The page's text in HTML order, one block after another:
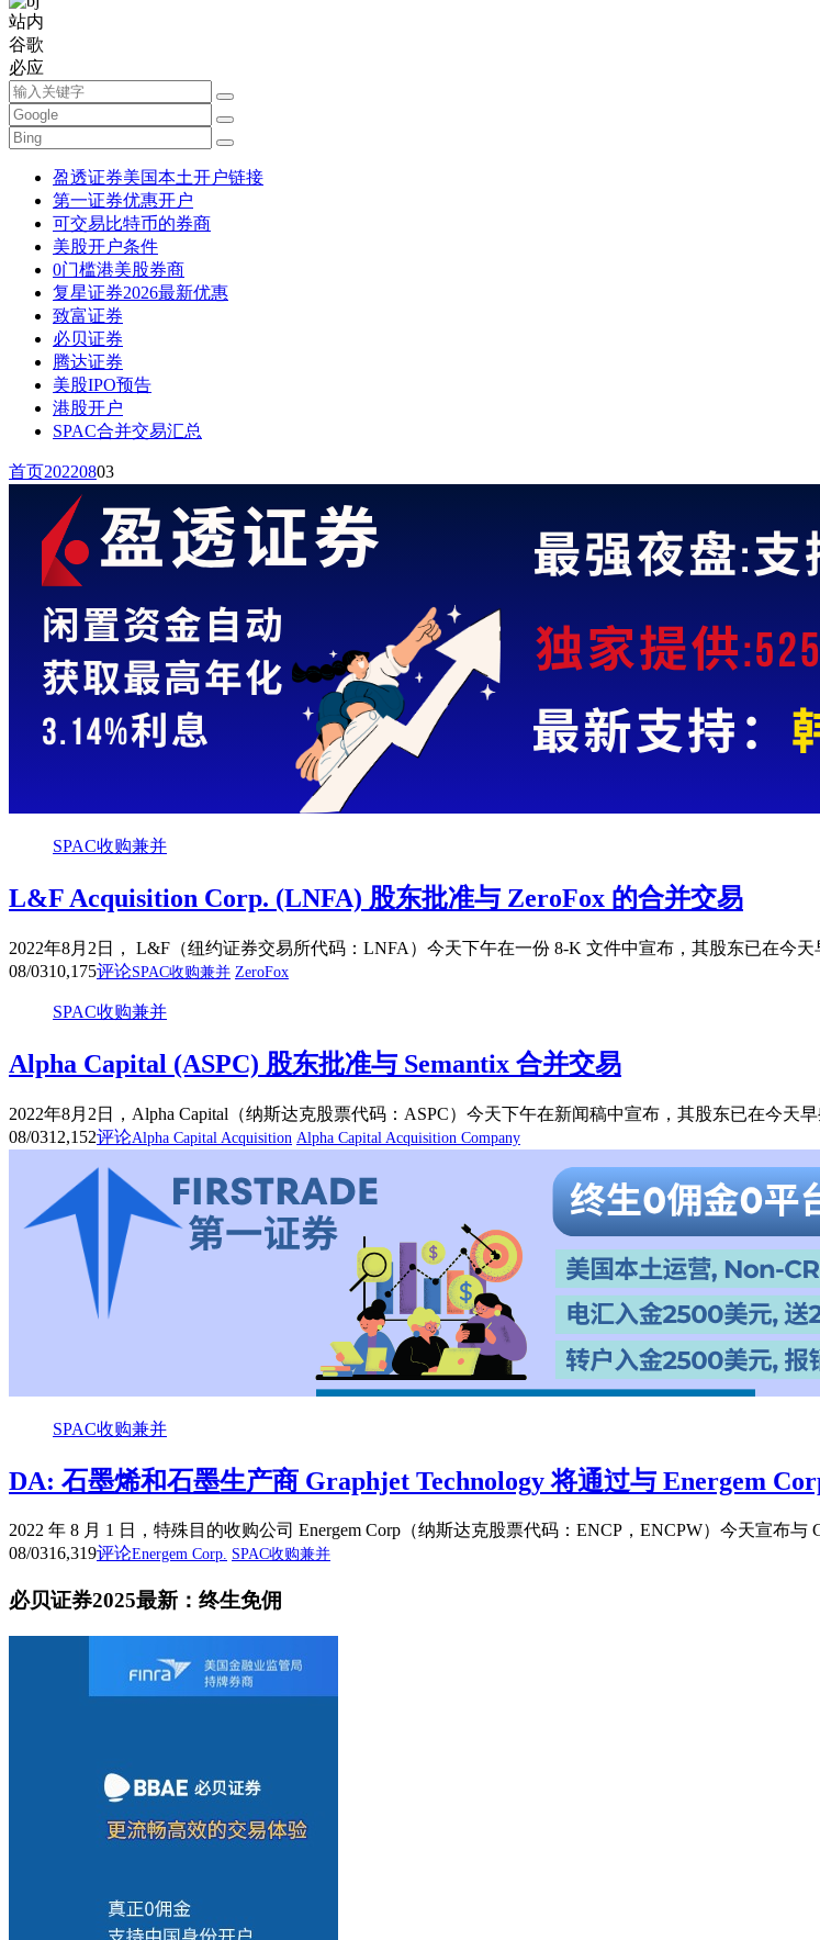
站内
谷歌
必应
盈透证券美国本土开户链接
第一证券优惠开户
可交易比特币的券商
美股开户条件
0门槛港美股券商
复星证券2026最新优惠
致富证券
必贝证券
腾达证券
美股IPO预告
港股开户
SPAC合并交易汇总
首页20220803
SPAC收购兼并
L&F Acquisition Corp. (LNFA) 股东批准与 ZeroFox 的合并交易
2022年8月2日， L&F（纽约证券交易所代码：LNFA）今天下午在一份 8-K 文件中宣布，其股东已在今
08/0310,175评论SPAC收购兼并 ZeroFox
SPAC收购兼并
Alpha Capital (ASPC) 股东批准与 Semantix 合并交易
2022年8月2日，Alpha Capital（纳斯达克股票代码：ASPC）今天下午在新闻稿中宣布，其股东已在今
08/0312,152评论Alpha Capital Acquisition Alpha Capital Acquisition Company
SPAC收购兼并
DA: 石墨烯和石墨生产商 Graphjet Technology 将通过与 Energem
2022 年 8 月 1 日，特殊目的收购公司 Energem Corp（纳斯达克股票代码：ENCP，ENCPW）今天宣布与
08/0316,319评论Energem Corp. SPAC收购兼并
必贝证券2025最新：终生免佣